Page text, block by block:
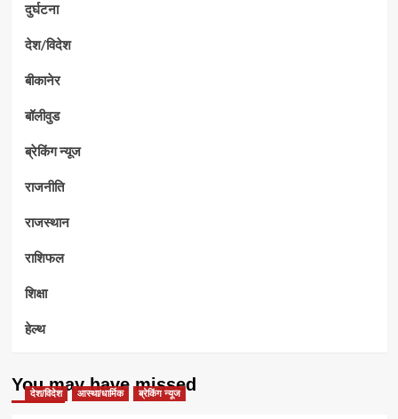
दुर्घटना
देश/विदेश
बीकानेर
बॉलीवुड
ब्रेकिंग न्यूज
राजनीति
राजस्थान
राशिफल
शिक्षा
हेल्थ
You may have missed
देश/विदेश आस्था/धार्मिक ब्रेकिंग न्यूज